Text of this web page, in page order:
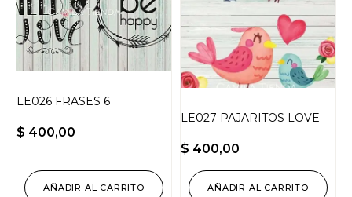
LE026 FRASES 6
$ 400,00
AÑADIR AL CARRITO
LE027 PAJARITOS LOVE
$ 400,00
AÑADIR AL CARRITO